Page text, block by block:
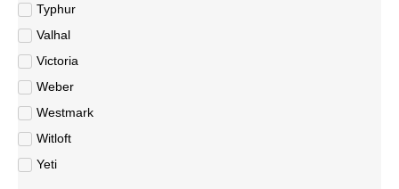
Typhur
Valhal
Victoria
Weber
Westmark
Witloft
Yeti